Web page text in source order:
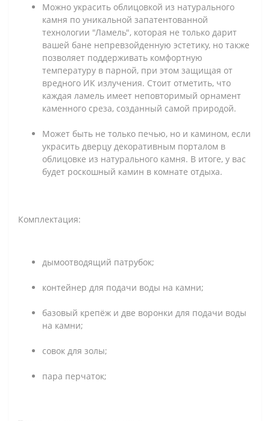
Можно украсить облицовкой из натурального
камня по уникальной запатентованной
технологии "Ламель", которая не только дарит
вашей бане непревзойденную эстетику, но также
позволяет поддерживать комфортную
температуру в парной, при этом защищая от
вредного ИК излучения. Стоит отметить, что
каждая ламель имеет неповторимый орнамент
каменного среза, созданный самой природой.
Может быть не только печью, но и камином, если
украсить дверцу декоративным порталом в
облицовке из натурального камня. В итоге, у вас
будет роскошный камин в комнате отдыха.
Комплектация:
дымоотводящий патрубок;
контейнер для подачи воды на камни;
базовый крепёж и две воронки для подачи воды
на камни;
совок для золы;
пара перчаток;